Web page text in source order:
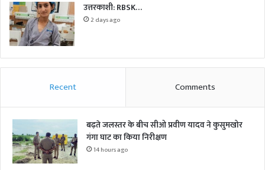
उत्तरकाशी: RBSK…
2 days ago
Recent Comments
बढ़ते जलस्तर के बीच सीओ प्रवीण यादव ने कुसुमखोर
गंगा घाट का किया निरीक्षण
14 hours ago